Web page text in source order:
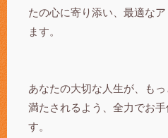
たの心に寄り添い、最適な
ます。
あなたの大切な人生が、も
満たされるよう、全力でお
す。